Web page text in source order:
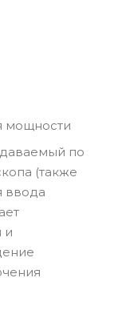
мощности
по
(также
ввода
и